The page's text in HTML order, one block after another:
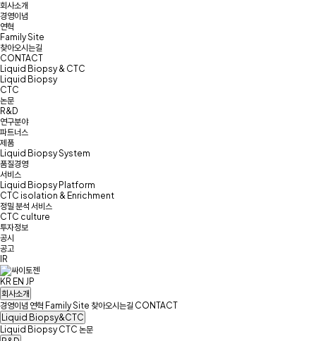
회사소개
경영이념
연혁
Family Site
찾아오시는길
CONTACT
Liquid Biopsy & CTC
Liquid Biopsy
CTC
논문
R&D
연구분야
파트너스
제품
Liquid Biopsy System
품질경영
서비스
Liquid Biopsy Platform
CTC isolation & Enrichment
정밀 분석 서비스
CTC culture
투자정보
공시
공고
IR
KR EN JP
회사소개
경영이념 연혁 Family Site 찾아오시는길 CONTACT
Liquid Biopsy&CTC
Liquid Biopsy CTC 논문